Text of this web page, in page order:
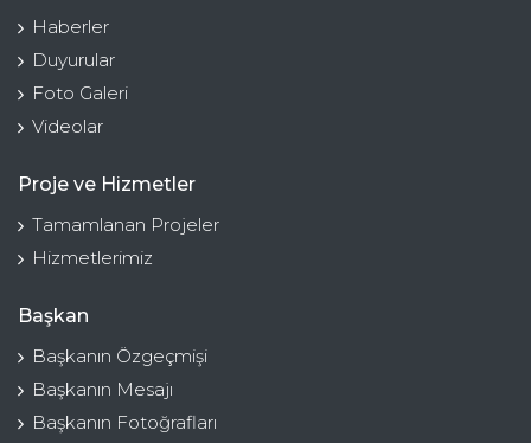
Haberler
Duyurular
Foto Galeri
Videolar
Proje ve Hizmetler
Tamamlanan Projeler
Hizmetlerimiz
Başkan
Başkanın Özgeçmişi
Başkanın Mesajı
Başkanın Fotoğrafları